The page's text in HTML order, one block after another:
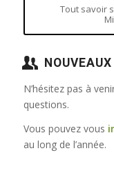
Tout savoir
N’hésitez pas à
questions.
Vous pouvez vous
au long de l’année.